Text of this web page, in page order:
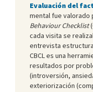
Evaluación del
mental fue valorado
Behaviour Checklist
cada visita se
entrevista
CBCL es una
resultados por
(introversión,
exteriorización